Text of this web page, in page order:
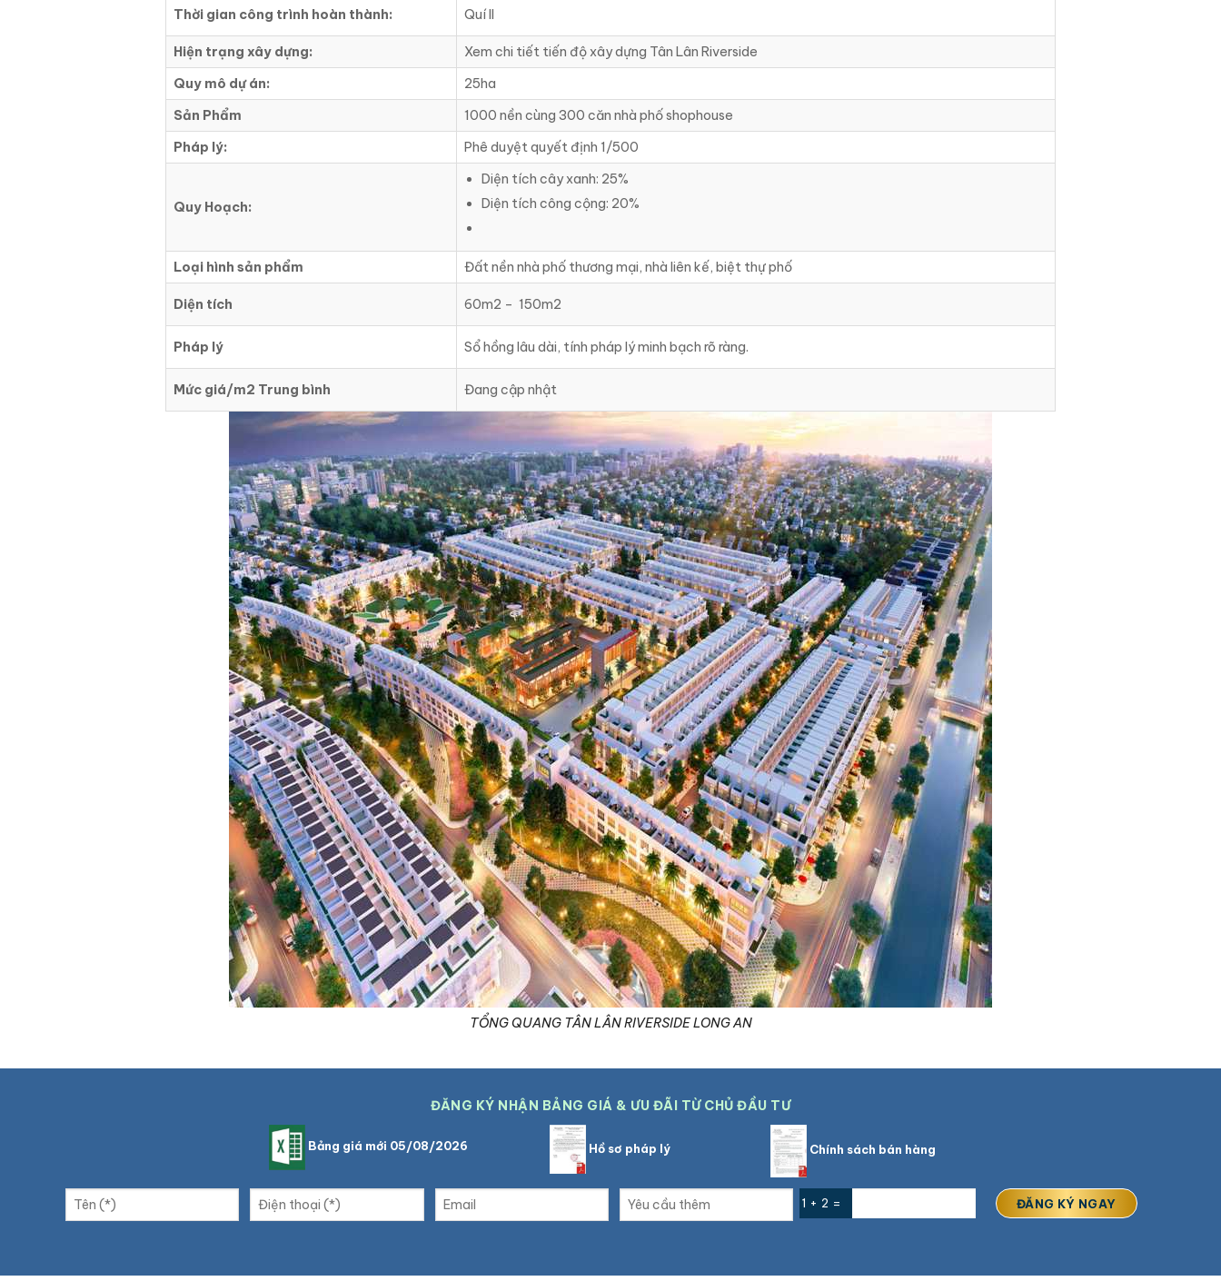
Thời gian công trình hoàn thành: Quí II
Hiện trạng xây dựng:
Xem chi tiết tiến độ xây dựng Tân Lân Riverside
Quy mô dự án:
25ha
Sản Phẩm
1000 nền cùng 300 căn nhà phố shophouse
Pháp lý:
Phê duyệt quyết định 1/500
Quy Hoạch:
Diện tích cây xanh: 25%
Diện tích công cộng: 20%
Loại hình sản phẩm Đất nền nhà phố thương mại, nhà liên kế, biệt thự phố
Diện tích 60m2 – 150m2
Pháp lý Sổ hồng lâu dài, tính pháp lý minh bạch rõ ràng.
Mức giá/m2 Trung bình Đang cập nhật
TỔNG QUANG TÂN LÂN RIVERSIDE LONG AN
ĐĂNG KÝ NHẬN BẢNG GIÁ & ƯU ĐÃI TỪ CHỦ ĐẦU TƯ
Bảng giá mới 05/08/2026 Hồ sơ pháp lý Chính sách bán hàng
1 + 2 =